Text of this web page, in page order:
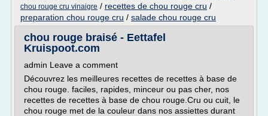
chou rouge cru vinaigre / recettes de chou rouge cru /
preparation chou rouge cru / salade chou rouge cru
chou rouge braisé - Eettafel
Kruispoot.com
admin Leave a comment
Découvrez les meilleures recettes de recettes à base de
chou rouge. faciles, rapides, minceur ou pas cher, nos
recettes de recettes à base de chou rouge.Cru ou cuit, le
chou rouge met de la couleur dans nos assiettes durant